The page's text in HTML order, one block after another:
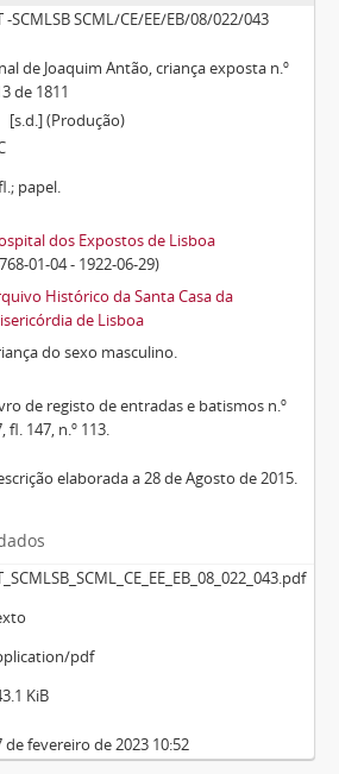
-SCMLSB SCML/CE/EE/EB/08/022/043
de Joaquim Antão, criança exposta n.º
de 1811
[s.d.] (Produção)
papel.
dos Expostos de Lisboa
01-04 - 1922-06-29)
Histórico da Santa Casa da
de Lisboa
do sexo masculino.
de registo de entradas e batismos n.º
fl. 147, n.º 113.
elaborada a 28 de Agosto de 2015.
pdf
KiB
de fevereiro de 2023 10:52